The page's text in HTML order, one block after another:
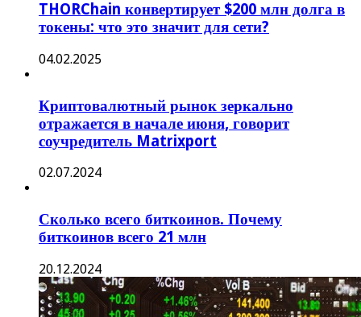
THORChain конвертирует $200 млн долга в
токены: что это значит для сети?
04.02.2025
Криптовалютный рынок зеркально
отражается в начале июня, говорит
соучредитель Matrixport
02.07.2024
Сколько всего биткоинов. Почему
биткоинов всего 21 млн
20.12.2024